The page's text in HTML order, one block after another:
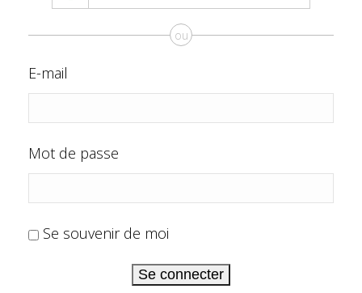
ou
E-mail
Mot de passe
Se souvenir de moi
Se connecter